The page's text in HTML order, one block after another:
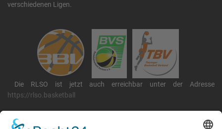
verschiedenen Ligen.
Die RLSO ist jetzt auch erreichbar unter der Adresse
https://rlso.basketball